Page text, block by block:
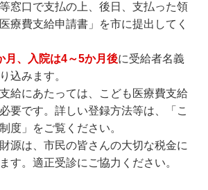
窓口で支払の上、後日、支払った領
療費支給申請書」を市に提出してく
月、入院は4～5か月後に受給者名義
込みます。
給にあたっては、こども医療費支給
要です。詳しい登録方法等は、「こ
度」をご覧ください。
源は、市民の皆さんの大切な税金に
す。適正受診にご協力ください。